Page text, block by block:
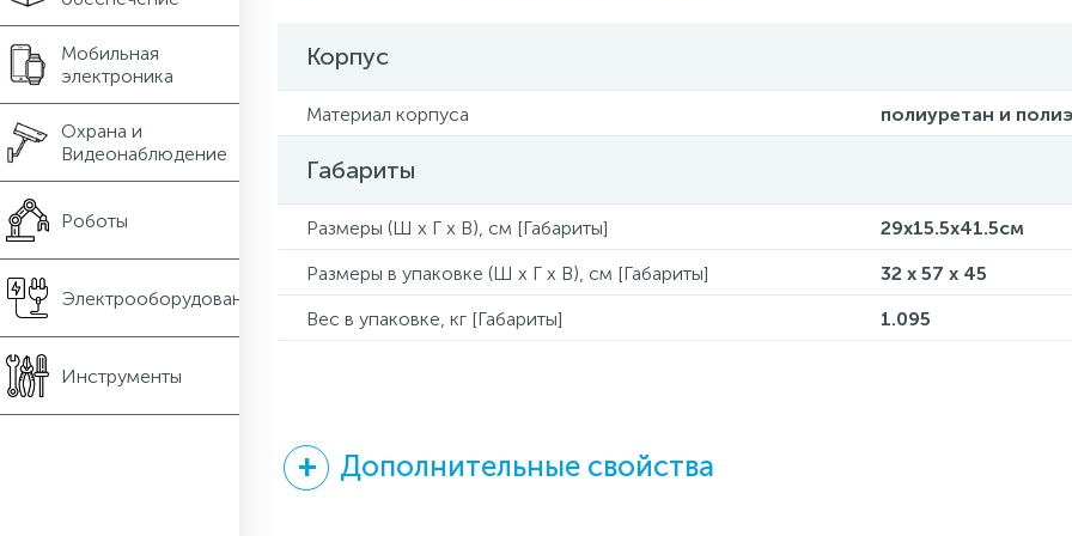
Мобильная
электроника
Охрана и
Видеонаблюдение
Роботы
Электрооборудование
Инструменты
Корпус
Материал корпуса полиуретан и
Габариты
Размеры (Ш x Г x В), см [Габариты]
29x15.5x41.5см
Размеры в упаковке (Ш x Г x В), см [Габариты]
32 x 57 x 45
Вес в упаковке, кг [Габариты]
1.095
Дополнительные свойства